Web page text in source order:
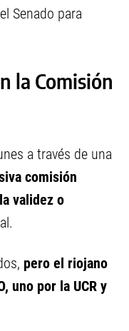
Senado para
la Comisión
a través de una
comisión
la validez o
pero el riojano
uno por la UCR y